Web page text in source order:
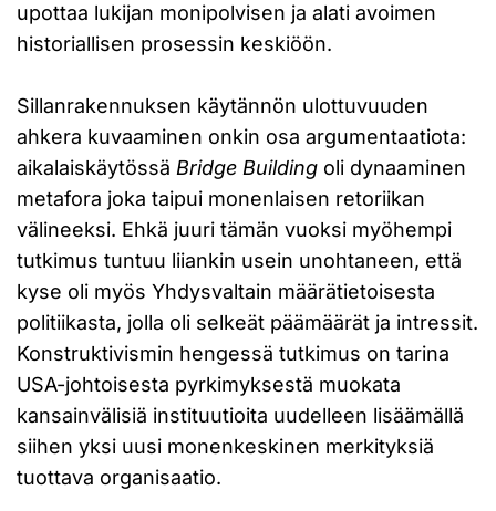
upottaa lukijan monipolvisen ja alati avoimen
historiallisen prosessin keskiöön.
Sillanrakennuksen käytännön ulottuvuuden
ahkera kuvaaminen onkin osa argumentaatiota:
aikalaiskäytössä Bridge Building oli dynaaminen
metafora joka taipui monenlaisen retoriikan
välineeksi. Ehkä juuri tämän vuoksi myöhempi
tutkimus tuntuu liiankin usein unohtaneen, että
kyse oli myös Yhdysvaltain määrätietoisesta
politiikasta, jolla oli selkeät päämäärät ja intressit.
Konstruktivismin hengessä tutkimus on tarina
USA-johtoisesta pyrkimyksestä muokata
kansainvälisiä instituutioita uudelleen lisäämällä
siihen yksi uusi monenkeskinen merkityksiä
tuottava organisaatio.